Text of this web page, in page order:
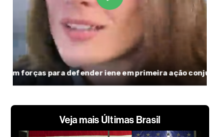
Veja mais Últimas Brasil